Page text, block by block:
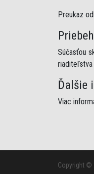
Preukaz
Súčasťou
riaditeľstva
Ďalšie
Viac
Copyright ©